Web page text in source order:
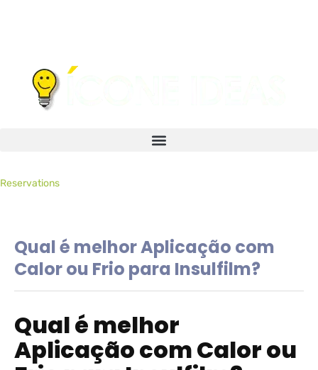
Reservations
Qual é melhor Aplicação com
Calor ou Frio para Insulfilm?
Qual é melhor
Aplicação com Calor ou